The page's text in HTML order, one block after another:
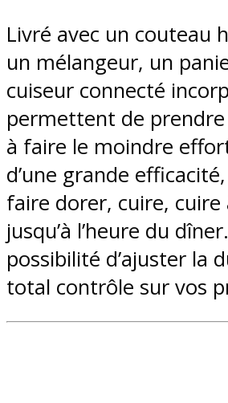
Livré avec un couteau
un mélangeur, un
cuiseur connecté
permettent de
à faire le moindre
d’une grande
faire dorer, cuire,
jusqu’à l’heure du
possibilité d’ajuster la
total contrôle sur vos